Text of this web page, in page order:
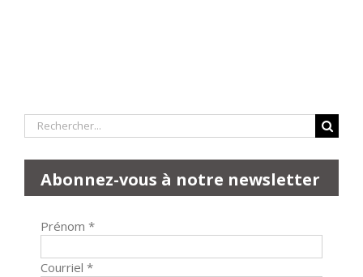
Rechercher:
Abonnez-vous à notre newsletter
Prénom *
Courriel *